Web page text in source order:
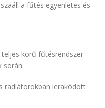
a fűtés egyenletes és
teljes körű fűtésrendszer
során:
radiátorokban lerakódott